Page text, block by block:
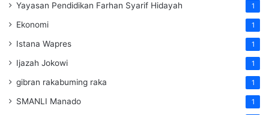
Yayasan Pendidikan Farhan Syarif Hidayah 1
Ekonomi 1
Istana Wapres 1
Ijazah Jokowi 1
gibran rakabuming raka 1
SMANLI Manado 1